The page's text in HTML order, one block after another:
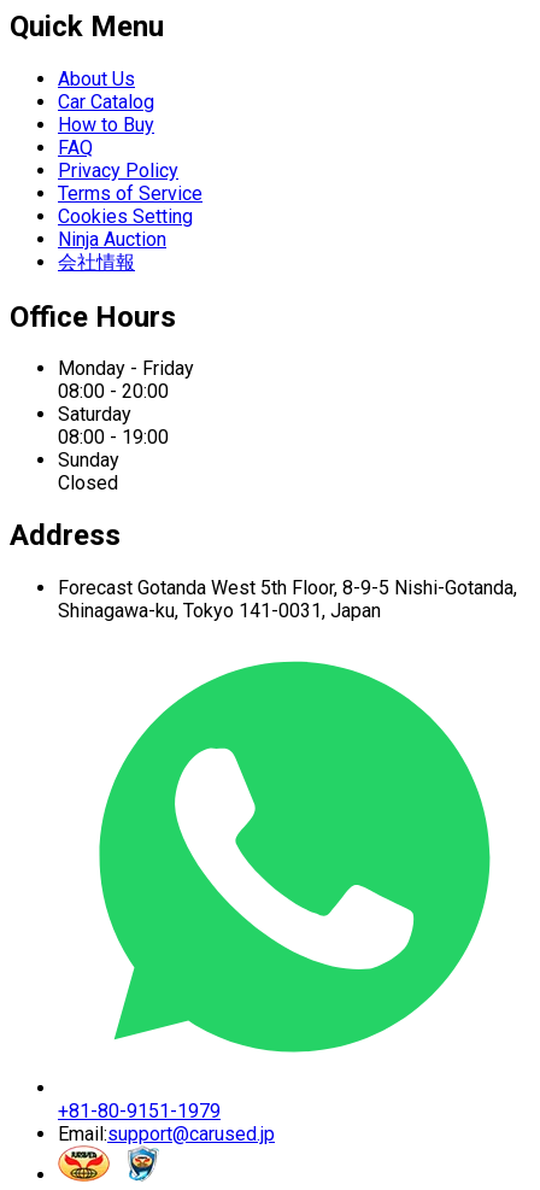
Quick Menu
About Us
Car Catalog
How to Buy
FAQ
Privacy Policy
Terms of Service
Cookies Setting
Ninja Auction
会社情報
Office Hours
Monday - Friday
08:00 - 20:00
Saturday
08:00 - 19:00
Sunday
Closed
Address
Forecast Gotanda West 5th Floor, 8-9-5 Nishi-Gotanda,
Shinagawa-ku, Tokyo 141-0031, Japan
+81-80-9151-1979
Email:support@carused.jp